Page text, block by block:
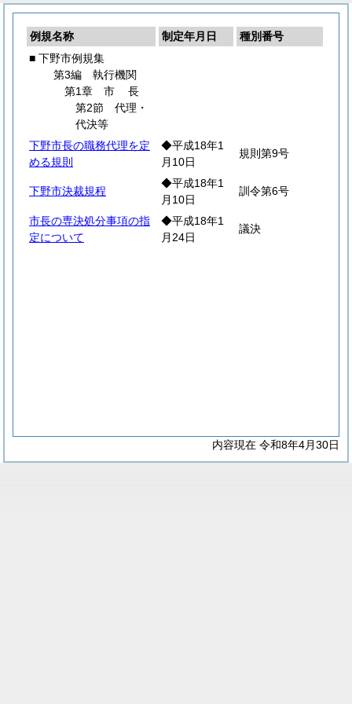
例規名称 制定年月日
種別番号
■ 下野市例規集
第3編 執行機関
第1章 市長
第2節 代理・
代決等
下野市長の職務代理を定
める規則
◆平成18年1
月10日
規則第9号
下野市決裁規程
◆平成18年1
月10日
訓令第6号
市長の専決処分事項の指
定について
◆平成18年1
月24日
議決
内容現在 令和8年4月30日